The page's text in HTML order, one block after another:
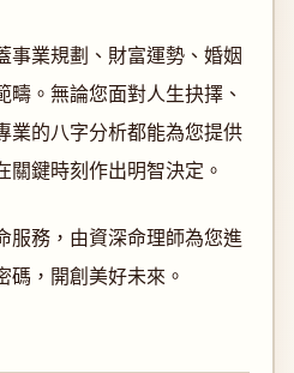
事業規劃、財富運勢、婚姻
。無論您面對人生抉擇、
業的八字分析都能為您提供
關鍵時刻作出明智決定。
服務，由資深命理師為您進
碼，開創美好未來。